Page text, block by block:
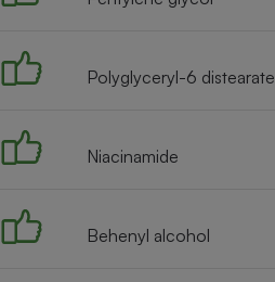
Polyglyceryl-6 distearate
Niacinamide
Behenyl alcohol